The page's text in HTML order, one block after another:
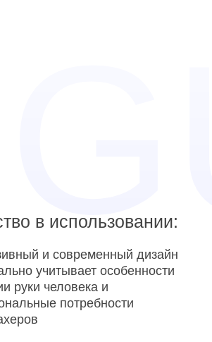
в использовании:
и современный дизайн
учитывает особенности
руки человека и
потребности